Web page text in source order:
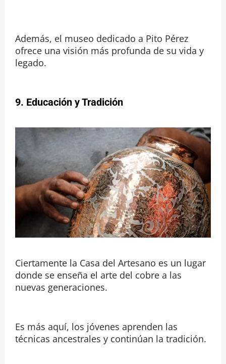
Además, el museo dedicado a Pito Pérez
ofrece una visión más profunda de su vida y
legado.
9. Educación y Tradición
Ciertamente la Casa del Artesano es un lugar
donde se enseña el arte del cobre a las
nuevas generaciones.
Es más aquí, los jóvenes aprenden las
técnicas ancestrales y continúan la tradición.